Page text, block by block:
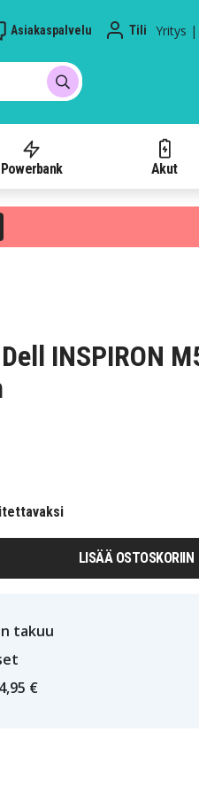
Asiakaspalvelu Tili Yritys |
Powerbank Akut
INSPIRON
LISÄÄ OSTOSKORIIN
takuu
€